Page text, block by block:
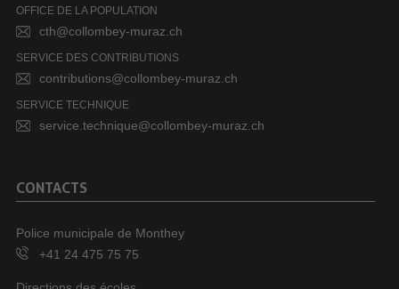
OFFICE DE LA POPULATION
cth@collombey-muraz.ch
SERVICE DES CONTRIBUTIONS
contributions@collombey-muraz.ch
SERVICE TECHNIQUE
service.technique@collombey-muraz.ch
CONTACTS
Police municipale de Monthey
+41 24 475 75 75